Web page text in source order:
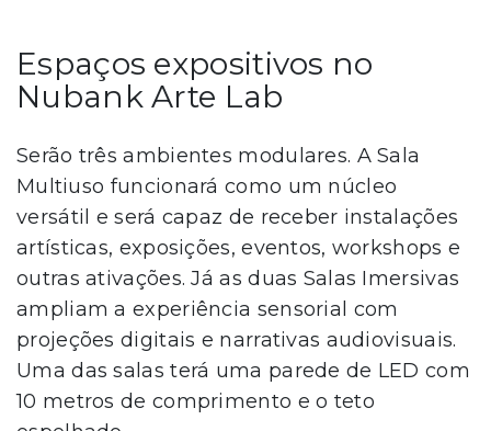
Espaços expositivos no
Nubank Arte Lab
Serão três ambientes modulares. A Sala
Multiuso funcionará como um núcleo
versátil e será capaz de receber instalações
artísticas, exposições, eventos, workshops e
outras ativações. Já as duas Salas Imersivas
ampliam a experiência sensorial com
projeções digitais e narrativas audiovisuais.
Uma das salas terá uma parede de LED com
10 metros de comprimento e o teto